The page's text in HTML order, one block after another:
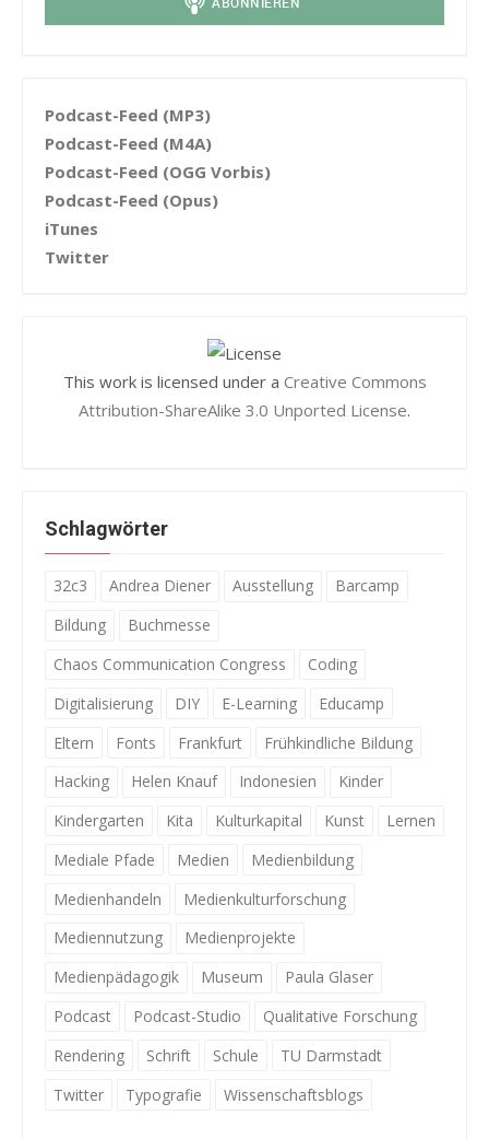
Podcast-Feed (MP3)
Podcast-Feed (M4A)
Podcast-Feed (OGG Vorbis)
Podcast-Feed (Opus)
iTunes
Twitter
This work is licensed under a Creative Commons
Attribution-ShareAlike 3.0 Unported License.
Schlagwörter
32c3 Andrea Diener Ausstellung
Barcamp
Bildung
Buchmesse
Chaos Communication Congress
Coding
Digitalisierung
DIY E-Learning
Educamp
Eltern
Fonts Frankfurt
Frühkindliche Bildung
Hacking
Helen Knauf Indonesien
Kinder
Kindergarten
Kita Kulturkapital Kunst
Lernen
Mediale Pfade
Medien
Medienbildung
Medienhandeln
Medienkulturforschung
Mediennutzung
Medienprojekte
Medienpädagogik
Museum
Paula Glaser
Podcast
Podcast-Studio
Qualitative Forschung
Rendering
Schrift Schule
TU Darmstadt
Twitter
Typografie Wissenschaftsblogs